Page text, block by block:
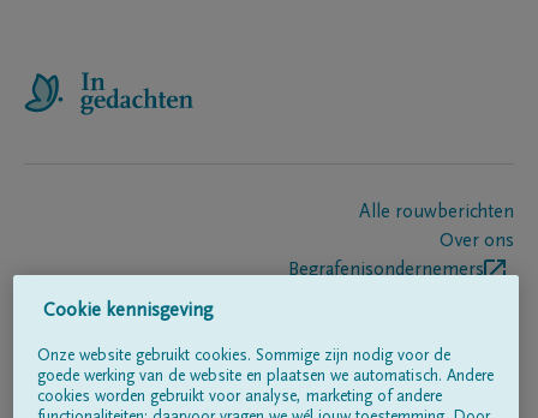
Alle rouwberichten
Over ons
Begrafenisondernemers
Volg ons op
Cookie kennisgeving
Onze website gebruikt cookies. Sommige zijn nodig voor de
goede werking van de website en plaatsen we automatisch. Andere
cookies worden gebruikt voor analyse, marketing of andere